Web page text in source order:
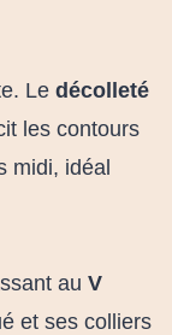
Le décolleté
les contours
midi, idéal
au V
et ses colliers